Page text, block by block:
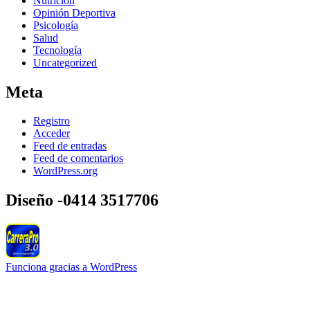
Opinión Deportiva
Psicología
Salud
Tecnología
Uncategorized
Meta
Registro
Acceder
Feed de entradas
Feed de comentarios
WordPress.org
Diseño -0414 3517706
Funciona gracias a WordPress